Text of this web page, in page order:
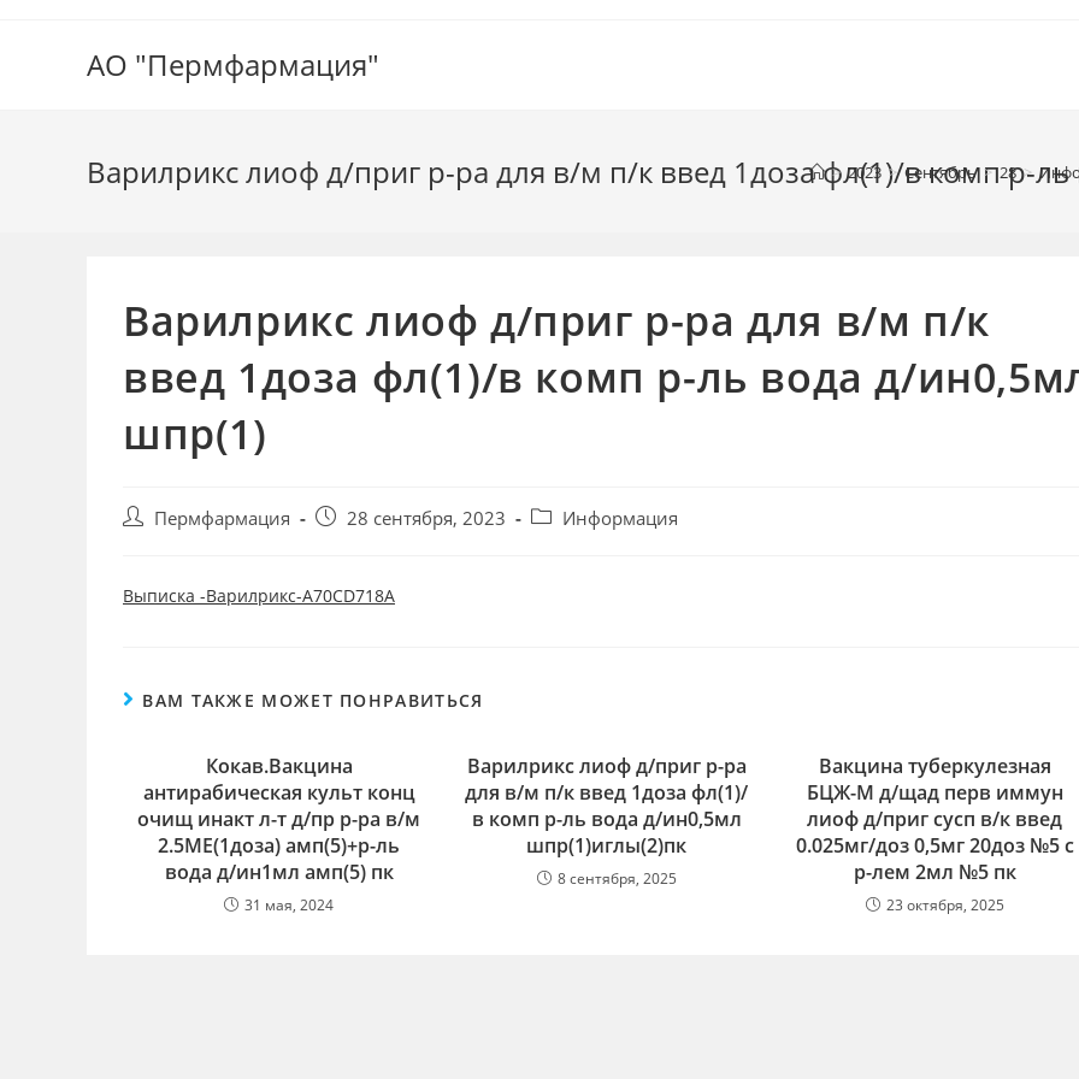
содержимомуАО "Пермфармация"
Варилрикс лиоф д/приг р-ра для в/м п/к введ 1доза фл(1)/в комп р-
> 2023 > Сентябрь > 28 >
Варилрикс лиоф д/приг р-ра для в/м п/к
введ 1доза фл(1)/в комп р-ль вода д/
шпр(1)
АвторПермфармация
Запись28 сентября, 2023
РубрикаИнформация
Выписка -Варилрикс-A70CD718A
ВАМ ТАКЖЕ МОЖЕТ ПОНРАВИТЬСЯ
Кокав.Вакцина
антирабическая культ конц
очищ инакт л-т д/пр р-ра в/м
2.5МЕ(1доза) амп(5)+р-ль
вода д/ин1мл амп(5) пк
31 мая, 2024
Варилрикс лиоф д/приг р-ра
для в/м п/к введ 1доза фл(1)/
в комп р-ль вода д/ин0,5мл
шпр(1)иглы(2)пк
8 сентября, 2025
Вакцина туберкулезная
БЦЖ-М д/щад перв иммун
лиоф д/приг сусп в/к введ
0.025мг/доз 0,5мг 20доз №5 с
р-лем 2мл №5 пк
23 октября, 2025